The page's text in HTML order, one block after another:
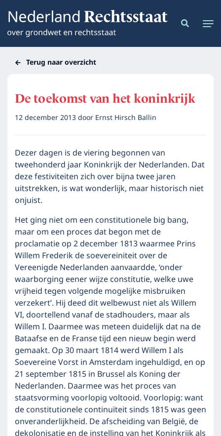
Terug naar overzicht
De toekomst van het koninkrijk
12 december 2013door Ernst Hirsch Ballin
Dezer dagen is de viering begonnen van
tweehonderd jaar Koninkrijk der Nederlanden. Dat
deze festiviteiten zich over bijna twee jaren
uitstrekken, is wat wonderlijk, maar historisch niet
onjuist.
Het ging niet om een constitutionele big bang,
maar om een proces dat begon met de
proclamatie op 2 december 1813 waarmee Prins
Willem Frederik de soevereiniteit over de
Vereenigde Nederlanden aanvaardde, ‘onder
waarborging eener wijze constitutie, welke uwe
vrijheid tegen volgende mogelijke misbruiken
verzekert’. Hij deed dit welbewust niet als Willem
VI, doortellend vanaf de stadhouders, maar als
Willem I. Daarmee was meteen duidelijk dat na de
Bataafse en de Franse tijd een nieuw begin werd
gemaakt. Op 30 maart 1814 werd Willem I als
Soevereine Vorst in Amsterdam ingehuldigd, en op
21 september 1815 in Brussel als Koning der
Nederlanden. Daarmee was het proces van
staatsvorming voorlopig voltooid. Voorlopig: want
de constitutionele continuïteit sinds 1815 was geen
onveranderlijkheid. De afscheiding van België, de